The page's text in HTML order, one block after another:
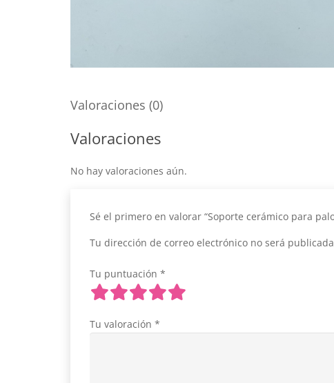
Valoraciones (0)
Valoraciones
No hay valoraciones aún.
Sé el primero en valorar “Soporte cerámico para
Tu dirección de correo electrónico no será
Tu puntuación *
Tu valoración *